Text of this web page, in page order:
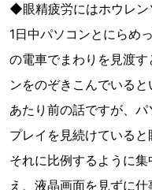
◆眼精疲労にはホウレン
1日中パソコンとにらめ
の電車でまわりを見渡
ンをのぞきこんでいると
あたり前の話ですが、
プレイを見続けていると
それに比例するように
え、液晶画面を見ずに